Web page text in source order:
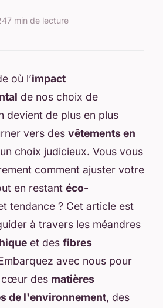
7 min de lecture
où l’impact
de nos choix de
devient de plus en plus
vers des vêtements en
choix judicieux. Vous vous
comment ajuster votre
en restant éco-
tendance ? Cet article est
à travers les méandres
et des fibres
avec nous pour
cœur des matières
de l'environnement, des